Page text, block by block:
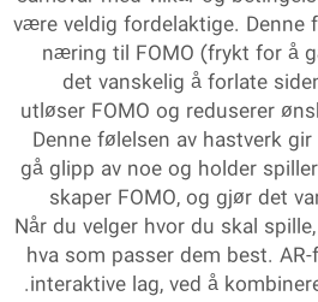
være veldig fordelaktige.
næring til FOMO (frykt for å
det vanskelig å forlate
utløser FOMO og reduserer
Denne følelsen av hastverk
gå glipp av noe og holder
skaper FOMO, og gjør det
Når du velger hvor du skal
hva som passer dem best.
interaktive lag, ved å